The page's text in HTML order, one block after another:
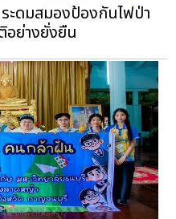
ดมสมองป้องกันไฟป่า
ย่างยั่งยืน